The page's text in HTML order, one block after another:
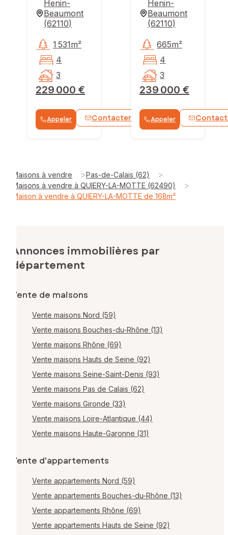
Henin-
Beaumont
(62110)
229 000 €
1 531m²
4
3
Appeler Contacter WhatsApp
Henin-
Beaumont
(62110)
239 000 €
665m²
4
3
Appeler
Maisons à vendre >Pas-de-Calais (62) >
Maisons à vendre à QUIERY-LA-MOTTE (62490) >
Maison à vendre à QUIERY-LA-MOTTE de 168m²
Annonces immobilières par
département
Vente de maisons
Vente maisons Nord (59)
Vente maisons Bouches-du-Rhône (13)
Vente maisons Rhône (69)
Vente maisons Hauts de Seine (92)
Vente maisons Seine-Saint-Denis (93)
Vente maisons Pas de Calais (62)
Vente maisons Gironde (33)
Vente maisons Loire-Atlantique (44)
Vente maisons Haute-Garonne (31)
Vente d'appartements
Vente appartements Nord (59)
Vente appartements Bouches-du-Rhône (13)
Vente appartements Rhône (69)
Vente appartements Hauts de Seine (92)